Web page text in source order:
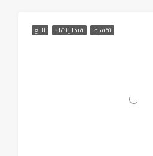
تقسيط قيد الإنشاء للبيع